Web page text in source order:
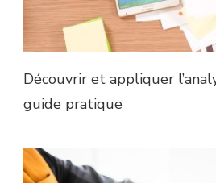
Découvrir et appliquer
guide pratique